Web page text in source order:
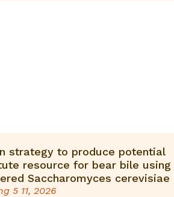
5 11, 2026
strategy to produce potential
resource for bear bile using
Saccharomyces cerevisiae